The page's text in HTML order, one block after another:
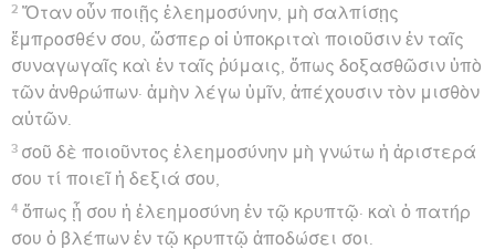
2 Ὅταν οὖν ποιῇς ἐλεημοσύνην, μὴ σαλπίσῃς
ἔμπροσθέν σου, ὥσπερ οἱ ὑποκριταὶ ποιοῦσιν ἐν ταῖς
συναγωγαῖς καὶ ἐν ταῖς ῥύμαις, ὅπως δοξασθῶσιν ὑπὸ
τῶν ἀνθρώπων· ἀμὴν λέγω ὑμῖν, ἀπέχουσιν τὸν μισθὸν
αὐτῶν.
3 σοῦ δὲ ποιοῦντος ἐλεημοσύνην μὴ γνώτω ἡ ἀριστερά
σου τί ποιεῖ ἡ δεξιά σου,
4 ὅπως ᾖ σου ἡ ἐλεημοσύνη ἐν τῷ κρυπτῷ· καὶ ὁ πατήρ
σου ὁ βλέπων ἐν τῷ κρυπτῷ ἀποδώσει σοι.